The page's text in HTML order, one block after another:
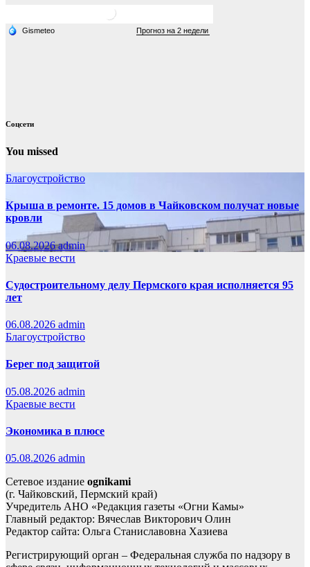
Соцсети
You missed
Благоустройство
Крыша в ремонте. 15 домов в Чайковском получат новые
кровли
06.08.2026admin
Краевые вести
Судостроительному делу Пермского края исполняется 95
лет
06.08.2026 admin
Благоустройство
Берег под защитой
05.08.2026 admin
Краевые вести
Экономика в плюсе
05.08.2026 admin
Сетевое издание ognikami
(г. Чайковский, Пермский край)
Учредитель АНО «Редакция газеты «Огни Камы»
Главный редактор: Вячеслав Викторович Олин
Редактор сайта: Ольга Станиславовна Хазиева
Регистрирующий орган – Федеральная служба по надзору в